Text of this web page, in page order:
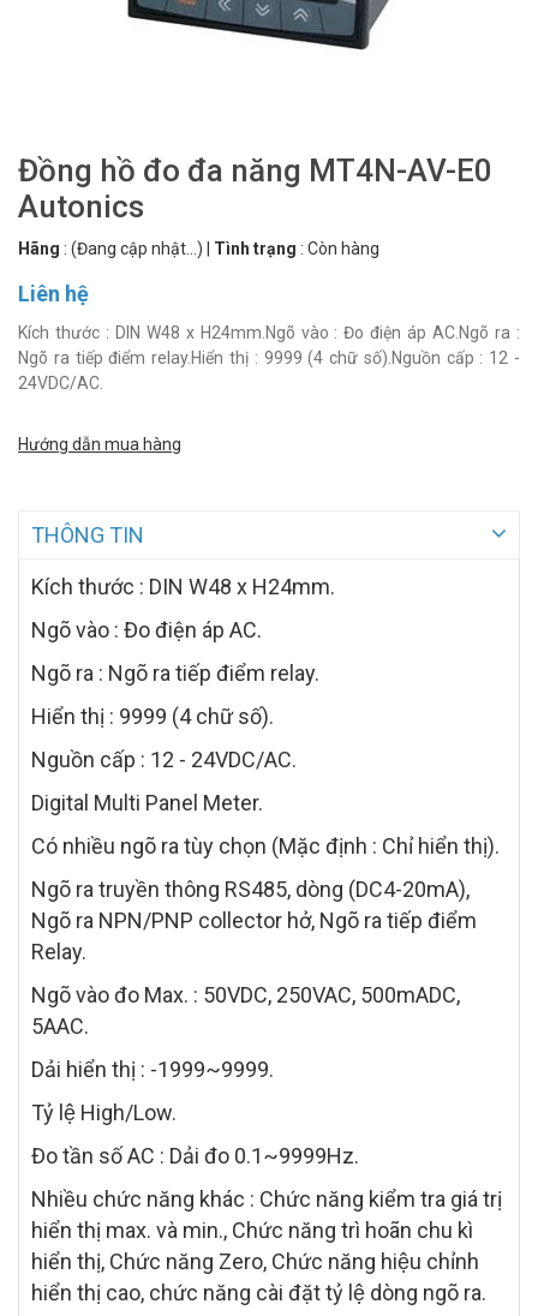
Đồng hồ đo đa năng MT4N-AV-E0
Autonics
Hãng : (Đang cập nhật...) Tình trạng : Còn hàng
Liên hệ
Kích thước : DIN W48 x H24mm.Ngõ vào : Đo điện áp AC.Ngõ ra :
Ngõ ra tiếp điểm relay.Hiển thị : 9999 (4 chữ số).Nguồn cấp : 12 -
24VDC/AC.
Hướng dẫn mua hàng
THÔNG TIN
Kích thước : DIN W48 x H24mm.
Ngõ vào : Đo điện áp AC.
Ngõ ra : Ngõ ra tiếp điểm relay.
Hiển thị : 9999 (4 chữ số).
Nguồn cấp : 12 - 24VDC/AC.
Digital Multi Panel Meter.
Có nhiều ngõ ra tùy chọn (Mặc định : Chỉ hiển thị).
Ngõ ra truyền thông RS485, dòng (DC4-20mA),
Ngõ ra NPN/PNP collector hở, Ngõ ra tiếp điểm
Relay.
Ngõ vào đo Max. : 50VDC, 250VAC, 500mADC,
5AAC.
Dải hiển thị : -1999~9999.
Tỷ lệ High/Low.
Đo tần số AC : Dải đo 0.1~9999Hz.
Nhiều chức năng khác : Chức năng kiểm tra giá trị
hiển thị max. và min., Chức năng trì hoãn chu kì
hiển thị, Chức năng Zero, Chức năng hiệu chỉnh
hiển thị cao, chức năng cài đặt tỷ lệ dòng ngõ ra.